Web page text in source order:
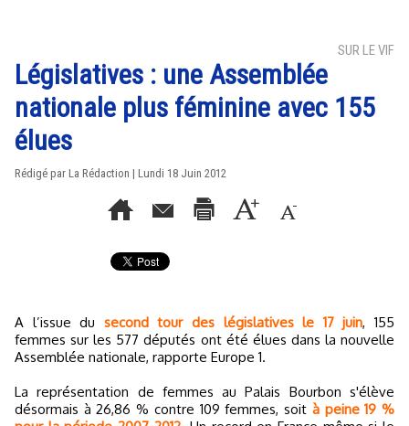
SUR LE VIF
Législatives : une Assemblée
nationale plus féminine avec 155
élues
Rédigé par La Rédaction | Lundi 18 Juin 2012
A l’issue du second tour des législatives le 17 juin, 155
femmes sur les 577 députés ont été élues dans la nouvelle
Assemblée nationale, rapporte Europe 1.
La représentation de femmes au Palais Bourbon s'élève
désormais à 26,86 % contre 109 femmes, soit à peine 19 %